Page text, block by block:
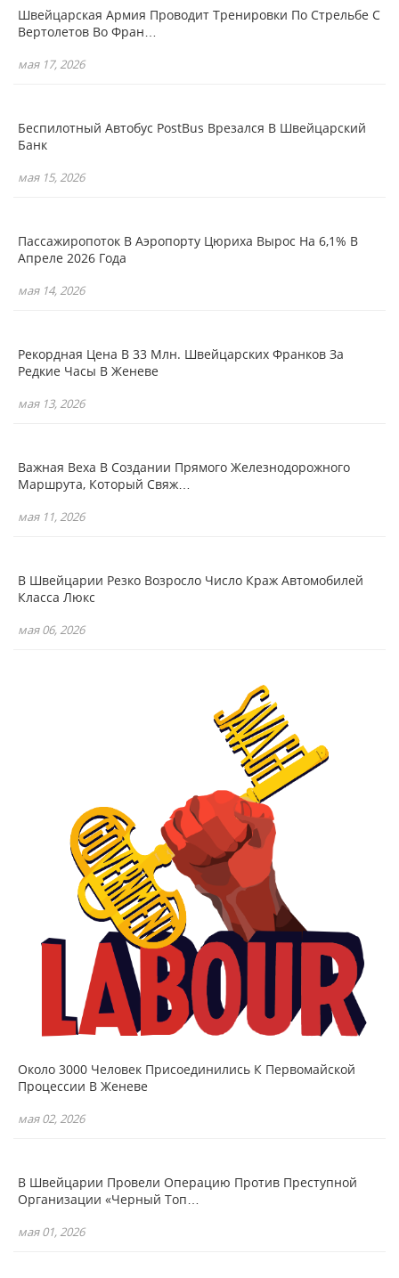
Швейцарская Армия Проводит Тренировки По Стрельбе С
Вертолетов Во Фран…
мая 17, 2026
Беспилотный Автобус PostBus Врезался В Швейцарский
Банк
мая 15, 2026
Пассажиропоток В Аэропорту Цюриха Вырос На 6,1% В
Апреле 2026 Года
мая 14, 2026
Рекордная Цена В 33 Млн. Швейцарских Франков За
Редкие Часы В Женеве
мая 13, 2026
Важная Веха В Создании Прямого Железнодорожного
Маршрута, Который Свяж…
мая 11, 2026
В Швейцарии Резко Возросло Число Краж Автомобилей
Класса Люкс
мая 06, 2026
Около 3000 Человек Присоединились К Первомайской
Процессии В Женеве
мая 02, 2026
В Швейцарии Провели Операцию Против Преступной
Организации «Черный Топ…
мая 01, 2026